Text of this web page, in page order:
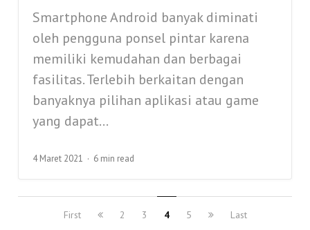
Smartphone Android banyak diminati
oleh pengguna ponsel pintar karena
memiliki kemudahan dan berbagai
fasilitas. Terlebih berkaitan dengan
banyaknya pilihan aplikasi atau game
yang dapat...
4 Maret 2021 6 min read
First 2 3 4 5 Last